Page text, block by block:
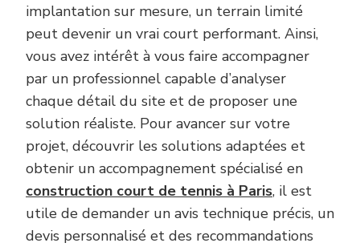
implantation sur mesure, un terrain limité
peut devenir un vrai court performant. Ainsi,
vous avez intérêt à vous faire accompagner
par un professionnel capable d’analyser
chaque détail du site et de proposer une
solution réaliste. Pour avancer sur votre
projet, découvrir les solutions adaptées et
obtenir un accompagnement spécialisé en
construction court de tennis à Paris, il est
utile de demander un avis technique précis, un
devis personnalisé et des recommandations